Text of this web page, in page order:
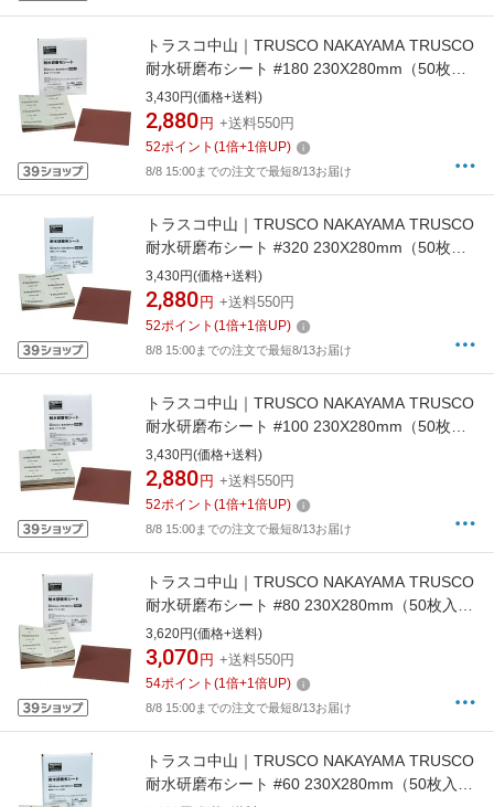
トラスコ中山｜TRUSCO NAKAYAMA TRUSCO
耐水研磨布シート #180 230X280mm（50枚入
り）
3,430円(価格+送料)
2,880 円 +送料550円
52ポイント (1倍+1倍UP)
8/8 15:00までの注文で最短8/13お届け
トラスコ中山｜TRUSCO NAKAYAMA TRUSCO
耐水研磨布シート #320 230X280mm（50枚入
り）
3,430円(価格+送料)
2,880 円 +送料550円
52ポイント (1倍+1倍UP)
8/8 15:00までの注文で最短8/13お届け
トラスコ中山｜TRUSCO NAKAYAMA TRUSCO
耐水研磨布シート #100 230X280mm（50枚入
り）
3,430円(価格+送料)
2,880 円 +送料550円
52ポイント (1倍+1倍UP)
8/8 15:00までの注文で最短8/13お届け
トラスコ中山｜TRUSCO NAKAYAMA TRUSCO
耐水研磨布シート #80 230X280mm（50枚入
り）
3,620円(価格+送料)
3,070 円 +送料550円
54ポイント (1倍+1倍UP)
8/8 15:00までの注文で最短8/13お届け
トラスコ中山｜TRUSCO NAKAYAMA TRUSCO
耐水研磨布シート #60 230X280mm（50枚入